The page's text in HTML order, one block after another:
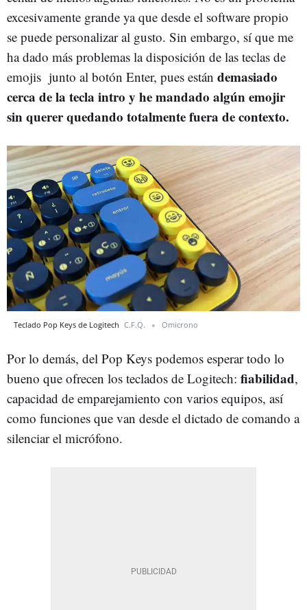
excesivamente grande ya que desde el software propio
se puede personalizar al gusto. Sin embargo, sí que me
ha dado más problemas la disposición de las teclas de
emojis junto al botón Enter, pues están demasiado
cerca de la tecla intro y he mandado algún emojir
sin querer quedando totalmente fuera de contexto.
Teclado Pop Keys de Logitech C.F.Q. Omicrono
Por lo demás, del Pop Keys podemos esperar todo lo
bueno que ofrecen los teclados de Logitech: fiabilidad,
capacidad de emparejamiento con varios equipos, así
como funciones que van desde el dictado de comando a
silenciar el micrófono.